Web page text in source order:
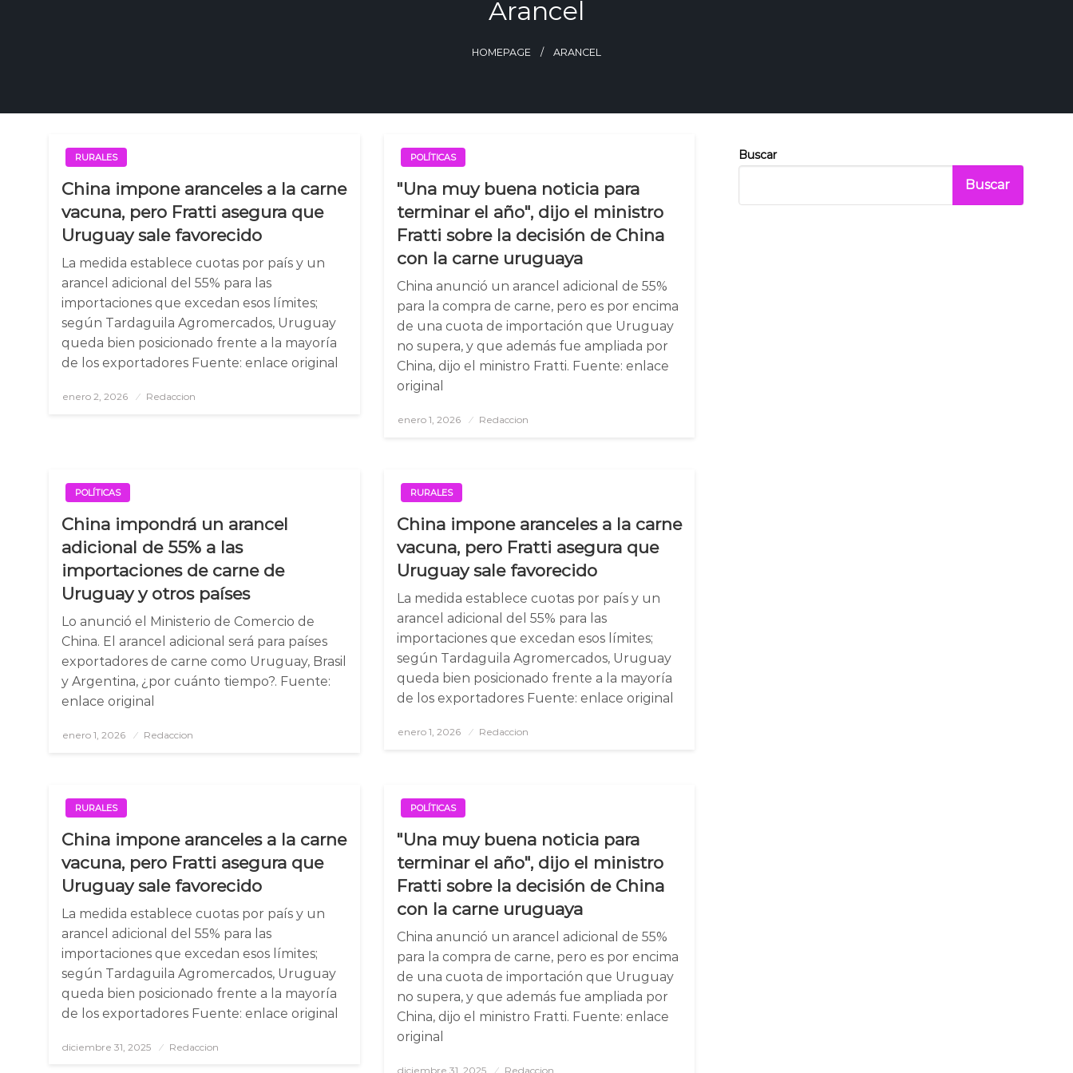
Arancel
HOMEPAGE ARANCEL
RURALES
China impone aranceles a la carne
vacuna, pero Fratti asegura que
Uruguay sale favorecido
La medida establece cuotas por país y un
arancel adicional del 55% para las
importaciones que excedan esos límites;
según Tardaguila Agromercados, Uruguay
queda bien posicionado frente a la mayoría
de los exportadores Fuente: enlace original
Posted
enero 2, 2026 Redaccion
POLÍTICAS
"Una muy buena noticia para
terminar el año", dijo el ministro
Fratti sobre la decisión de China
con la carne uruguaya
China anunció un arancel adicional de 55%
para la compra de carne, pero es por encima
de una cuota de importación que Uruguay
no supera, y que además fue ampliada por
China, dijo el ministro Fratti. Fuente: enlace
original
Posted
enero 1, 2026 Redaccion
POLÍTICAS
China impondrá un arancel
adicional de 55% a las
importaciones de carne de
Uruguay y otros países
Lo anunció el Ministerio de Comercio de
China. El arancel adicional será para países
exportadores de carne como Uruguay, Brasil
y Argentina, ¿por cuánto tiempo?. Fuente:
enlace original
Posted
enero 1, 2026 Redaccion
RURALES
China impone aranceles a la carne
vacuna, pero Fratti asegura que
Uruguay sale favorecido
La medida establece cuotas por país y un
arancel adicional del 55% para las
importaciones que excedan esos límites;
según Tardaguila Agromercados, Uruguay
queda bien posicionado frente a la mayoría
de los exportadores Fuente: enlace original
Posted
enero 1, 2026 Redaccion
RURALES
China impone aranceles a la carne
vacuna, pero Fratti asegura que
Uruguay sale favorecido
La medida establece cuotas por país y un
arancel adicional del 55% para las
importaciones que excedan esos límites;
según Tardaguila Agromercados, Uruguay
queda bien posicionado frente a la mayoría
de los exportadores Fuente: enlace original
Posted
diciembre 31, 2025 Redaccion
POLÍTICAS
"Una muy buena noticia para
terminar el año", dijo el ministro
Fratti sobre la decisión de China
con la carne uruguaya
China anunció un arancel adicional de 55%
para la compra de carne, pero es por encima
de una cuota de importación que Uruguay
no supera, y que además fue ampliada por
China, dijo el ministro Fratti. Fuente: enlace
original
Posted
diciembre 31, 2025 Redaccion
Buscar
Buscar